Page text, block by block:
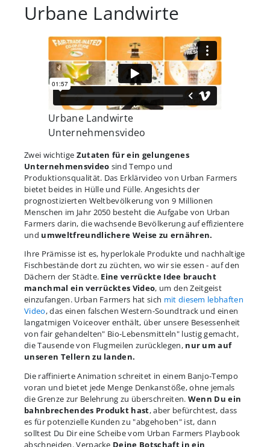
Urbane Landwirte
Urbane Landwirte
Unternehmensvideo
Zwei wichtige Zutaten für ein gelungenes
Unternehmensvideo sind Tempo und
Produktionsqualität. Das Erklärvideo von Urban Farmers
bietet beides in Hülle und Fülle. Angesichts der
prognostizierten Weltbevölkerung von 9 Millionen
Menschen im Jahr 2050 besteht die Aufgabe von Urban
Farmers darin, die wachsende Bevölkerung auf effizientere
und umweltfreundlichere Weise zu ernähren.
Ihre Prämisse ist es, hyperlokale Produkte und nachhaltige
Fischbestände dort zu züchten, wo wir sie essen - auf den
Dächern der Städte. Eine verrückte Idee braucht
manchmal ein verrücktes Video, um den Zeitgeist
einzufangen. Urban Farmers hat sich mit diesem lebhaften
Video, das einen falschen Western-Soundtrack und einen
langatmigen Voiceover enthält, über unsere Besessenheit
von fair gehandelten" Bio-Lebensmitteln" lustig gemacht,
die Tausende von Flugmeilen zurücklegen,nur um auf
unseren Tellern zu landen.
Die raffinierte Animation schreitet in einem Banjo-Tempo
voran und bietet jede Menge Denkanstöße, ohne jemals
die Grenze zur Belehrung zu überschreiten. Wenn Du ein
bahnbrechendes Produkt hast, aber befürchtest, dass
es für potenzielle Kunden zu "abgehoben" ist, dann
solltest Du Dir eine Scheibe vom Urban Farmers Playbook
abschneiden. Verpacke Deine Botschaft in ein